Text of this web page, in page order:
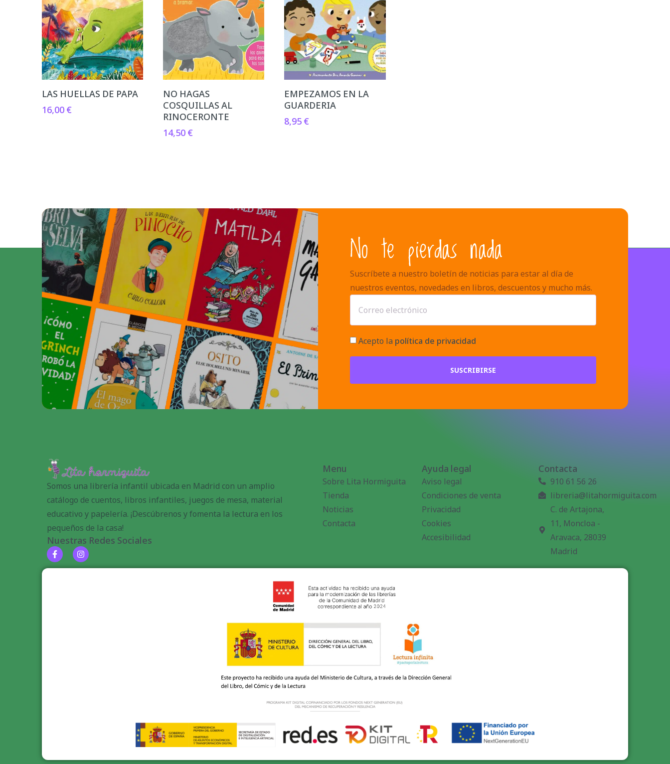
LAS HUELLAS DE PAPA
16,00 €
NO HAGAS
COSQUILLAS AL
RINOCERONTE
14,50 €
EMPEZAMOS EN LA
GUARDERIA
8,95 €
No te pierdas nada
Suscríbete a nuestro boletín de noticias para estar al día de
nuestros eventos, novedades en libros, descuentos y mucho más.
Acepto la política de privacidad
SUSCRIBIRSE
Somos una librería infantil ubicada en Madrid con un amplio
catálogo de cuentos, libros infantiles, juegos de mesa, material
educativo y papelería. ¡Descúbrenos y fomenta la lectura en los
pequeños de la casa!
Nuestras Redes Sociales
Menu
Sobre Lita Hormiguita
Tienda
Noticias
Contacta
Ayuda legal
Aviso legal
Condiciones de venta
Privacidad
Cookies
Accesibilidad
Contacta
910 61 56 26
libreria@litahormiguita.com
C. de Artajona,
11, Moncloa -
Aravaca, 28039
Madrid